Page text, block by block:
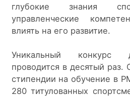
глубокие знания
управленческие
влиять на его развитие.
Уникальный конкурс
проводится в десятый раз.
стипендии на обучение в
280 титулованных